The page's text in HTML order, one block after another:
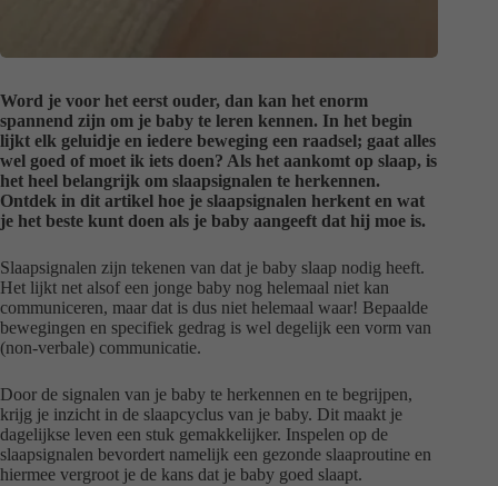
Word je voor het eerst ouder, dan kan het enorm
spannend zijn om je baby te leren kennen. In het begin
lijkt elk geluidje en iedere beweging een raadsel; gaat alles
wel goed of moet ik iets doen? Als het aankomt op slaap, is
het heel belangrijk om slaapsignalen te herkennen.
Ontdek in dit artikel hoe je slaapsignalen herkent en wat
je het beste kunt doen als je baby aangeeft dat hij moe is.
Slaapsignalen zijn tekenen van dat je baby slaap nodig heeft.
Het lijkt net alsof een jonge baby nog helemaal niet kan
communiceren, maar dat is dus niet helemaal waar! Bepaalde
bewegingen en specifiek gedrag is wel degelijk een vorm van
(non-verbale) communicatie.
Door de signalen van je baby te herkennen en te begrijpen,
krijg je inzicht in de slaapcyclus van je baby. Dit maakt je
dagelijkse leven een stuk gemakkelijker. Inspelen op de
slaapsignalen bevordert namelijk een gezonde slaaproutine en
hiermee vergroot je de kans dat je baby goed slaapt.